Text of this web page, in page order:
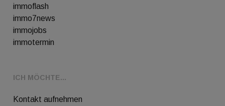
immoflash
immo7news
immojobs
immotermin
ICH MÖCHTE...
Kontakt aufnehmen